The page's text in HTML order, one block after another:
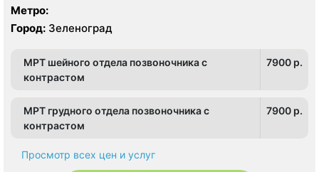
Метро:
Город: Зеленоград
МРТ шейного отдела позвоночника с
контрастом
7900 p.
МРТ грудного отдела позвоночника с
контрастом
7900 p.
Просмотр всех цен и услуг